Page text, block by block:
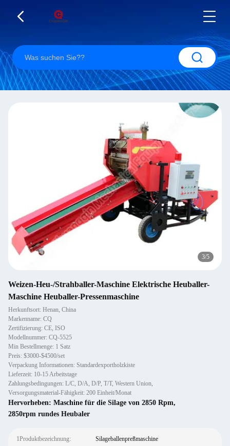
3/5
Weizen-Heu-/Strahballer-Maschine Elektrische Heuballer-
Maschine Heuballer-Pressenmaschine
Herkunftsort: Henan, China
Markenname: CQ
Zertifizierung: CE, ISO
Modellnummer: CQ-5525
Min Bestellmenge: 1 Satz
Preis: $3000-$4500/set
Verpackung Informationen: Standardexportholzkiste
Lieferzeit: 10-15 Arbeitstage
Zahlungsbedingungen: L/C, D/A, D/P, T/T, Western Union,
Versorgungsmaterial-Fähigkeit: 200 Einheit/Monat
Hervorheben: Maschine für die Silage von 2850 Rpm,
2850rpm rundes Heubaler
1Produktbezeichnung: Silageballenpreßmaschine